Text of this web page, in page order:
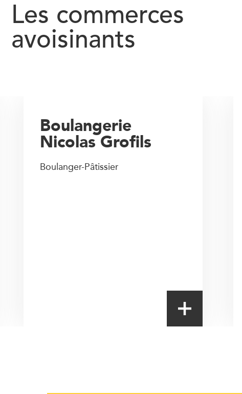
Les commerces
avoisinants
Boulangerie
Nicolas Grofils
Boulanger-Pâtissier